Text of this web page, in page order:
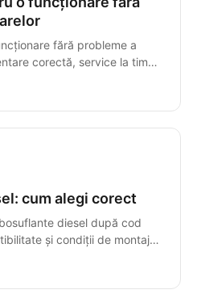
fără probleme a
corectă, service la timp
cum alegi corect
diesel după cod
și condiții de montaj